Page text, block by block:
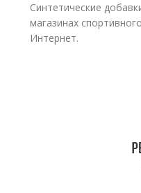
Синтетические
магазинах
Интернет.